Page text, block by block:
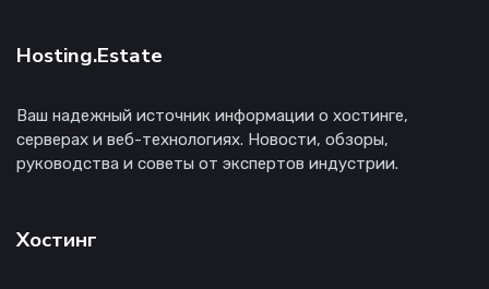
Hosting.Estate
Ваш надежный источник информации о хостинге,
серверах и веб-технологиях. Новости, обзоры,
руководства и советы от экспертов индустрии.
Хостинг